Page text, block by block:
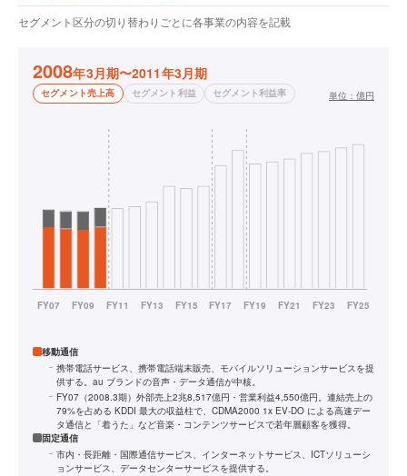
セグメント区分の切り替わりごとに各事業の内容を記載
2008年3月期〜2011年3月期
セグメント売上高 セグメント利益 セグメント利益率 単位： 億円
移動通信
携帯電話サービス、携帯電話端末販売、モバイルソリューションサービスを提
供する。au ブランドの音声・データ通信が中核。
FY07（2008.3期）外部売上2兆8,517億円・営業利益4,550億円。連結売上の
79%を占める KDDI 最大の収益柱で、CDMA2000 1x EV-DO による高速デー
タ通信と「着うた」など音楽・コンテンツサービスで若年層顧客を獲得。
固定通信
市内・長距離・国際通信サービス、インターネットサービス、ICTソリューシ
ョンサービス、データセンターサービスを提供する。